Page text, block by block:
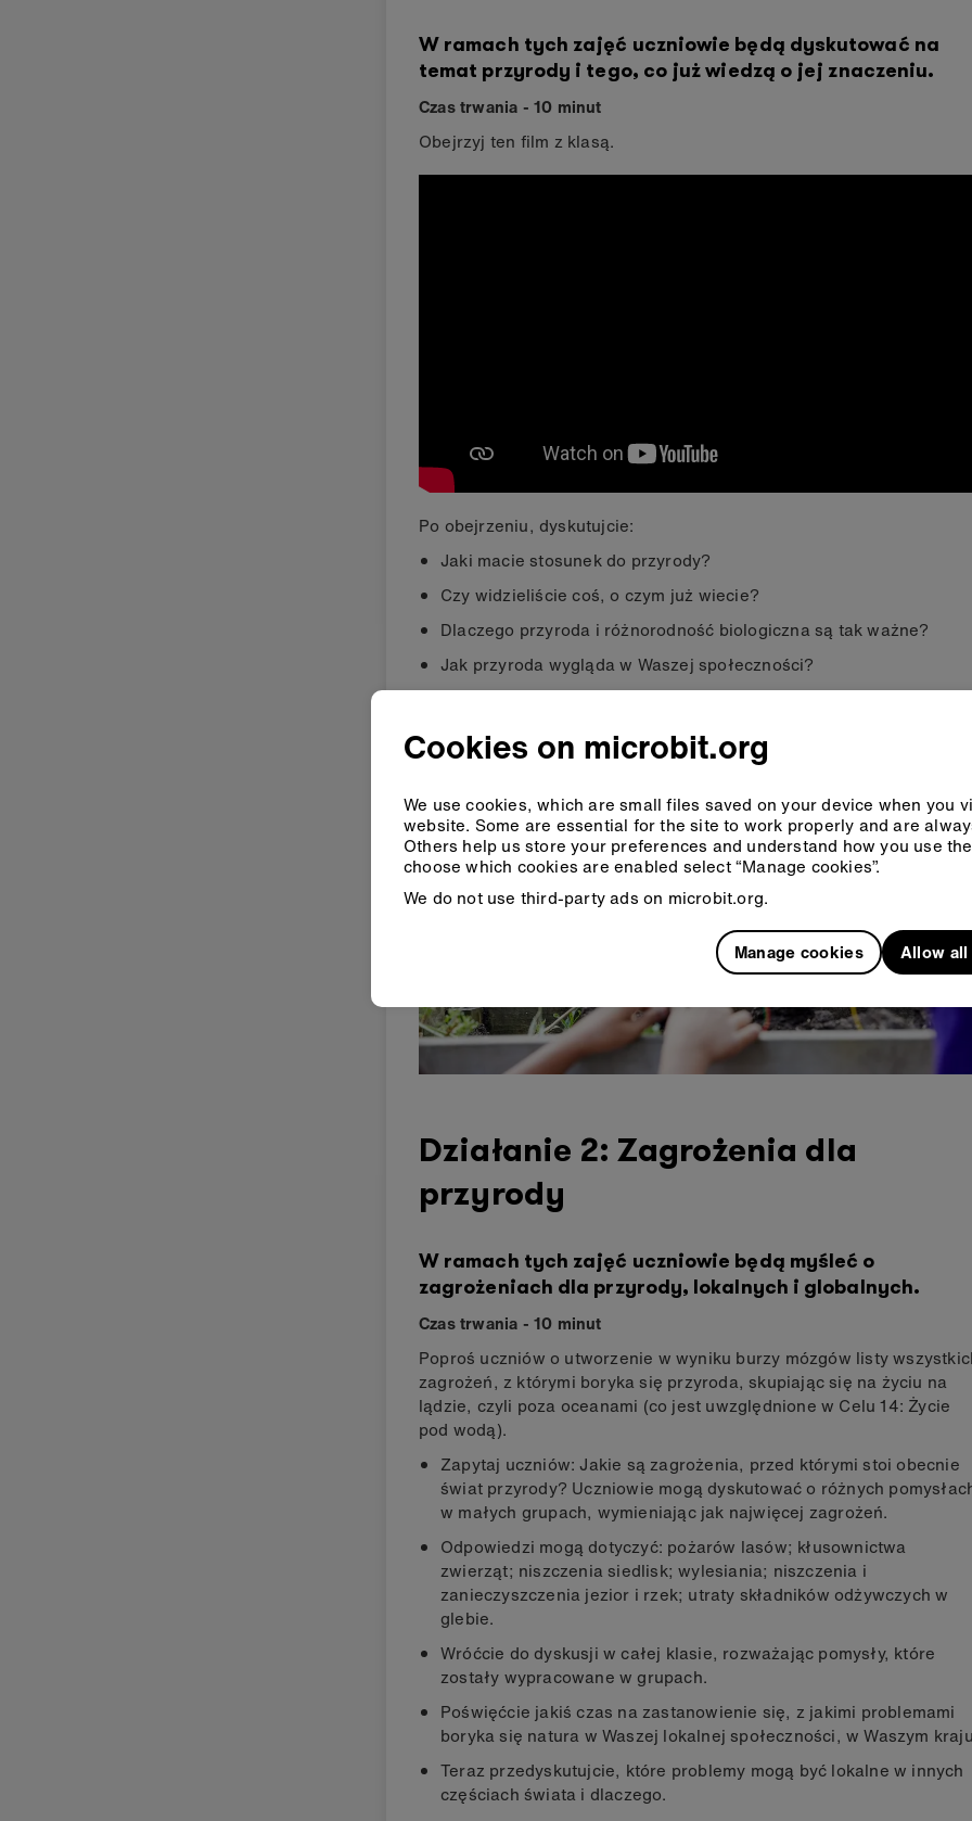
W ramach tych zajęć uczniowie będą dyskutować na
temat przyrody i tego, co już wiedzą o jej znaczeniu.
Czas trwania - 10 minut
Obejrzyj ten film z klasą.
Po obejrzeniu, dyskutujcie:
Jaki macie stosunek do przyrody?
Czy widzieliście coś, o czym już wiecie?
Dlaczego przyroda i różnorodność biologiczna są tak ważne?
Jak przyroda wygląda w Waszej społeczności?
Działanie 2: Zagrożenia dla
przyrody
W ramach tych zajęć uczniowie będą myśleć o
zagrożeniach dla przyrody, lokalnych i globalnych.
Czas trwania - 10 minut
Poproś uczniów o utworzenie w wyniku burzy mózgów listy
zagrożeń, z którymi boryka się przyroda, skupiając się na życiu na
lądzie, czyli poza oceanami (co jest uwzględnione w Celu 14: Życie
pod wodą).
Zapytaj uczniów: Jakie są zagrożenia, przed którymi stoi obecnie
świat przyrody? Uczniowie mogą dyskutować o różnych
w małych grupach, wymieniając jak najwięcej zagrożeń.
Odpowiedzi mogą dotyczyć: pożarów lasów; kłusownictwa
zwierząt; niszczenia siedlisk; wylesiania; niszczenia i
zanieczyszczenia jezior i rzek; utraty składników odżywczych w
glebie.
Wróćcie do dyskusji w całej klasie, rozważając pomysły, które
zostały wypracowane w grupach.
Poświęćcie jakiś czas na zastanowienie się, z jakimi problemami
boryka się natura w Waszej lokalnej społeczności, w Waszym
Teraz przedyskutujcie, które problemy mogą być lokalne w innych
częściach świata i dlaczego.
Cookies on microbit.org
We use cookies, which are small files saved on your device when you
website. Some are essential for the site to work properly and are
Others help us store your preferences and understand how you use
choose which cookies are enabled select “Manage cookies”.
We do not use third-party ads on microbit.org.
Manage cookies Allow